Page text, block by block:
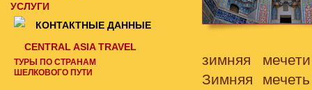
зимняя
Зимняя
УСЛУГИ
КОНТАКТНЫЕ ДАННЫЕ
CENTRAL ASIA TRAVEL
ТУРЫ ПО СТРАНАМ
ШЕЛКОВОГО ПУТИ